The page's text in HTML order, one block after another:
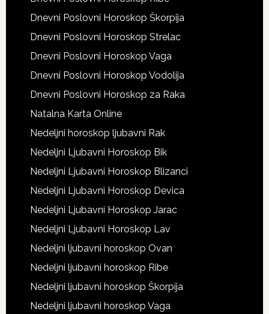
Dnevni Poslovni Horoskop Škorpija
Dnevni Poslovni Horoskop Strelac
Dnevni Poslovni Horoskop Vaga
Dnevni Poslovni Horoskop Vodolija
Dnevni Poslovni Horoskop za Raka
Natalna Karta Online
Nedeljni horoskop ljubavni Rak
Nedeljni Ljubavni Horoskop Bik
Nedeljni Ljubavni Horoskop Blizanci
Nedeljni Ljubavni Horoskop Devica
Nedeljni Ljubavni Horoskop Jarac
Nedeljni Ljubavni Horoskop Lav
Nedeljni ljubavni horoskop Ovan
Nedeljni ljubavni horoskop Ribe
Nedeljni ljubavni horoskop Škorpija
Nedeljni ljubavni horoskop Vaga